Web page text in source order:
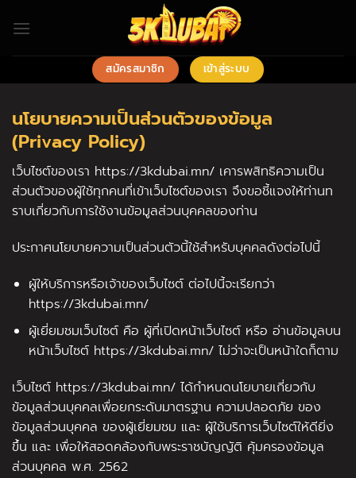
สมัครสมาชิก เข้าสู่ระบบ
นโยบายความเป็นส่วนตัวของข้อมูล
(Privacy Policy)
เว็บไซต์ของเรา https://3kdubai.mn/ เคารพสิทธิความเป็น
ส่วนตัวของผู้ใช้ทุกคนที่เข้าเว็บไซต์ของเรา จึงขอชี้แจงให้ท่านท
ราบเกี่ยวกับการใช้งานข้อมูลส่วนบุคคลของท่าน
ประกาศนโยบายความเป็นส่วนตัวนี้ใช้สำหรับบุคคลดังต่อไปนี้
ผู้ให้บริการหรือเจ้าของเว็บไซต์ ต่อไปนี้จะเรียกว่า
https://3kdubai.mn/
ผู้เยี่ยมชมเว็บไซต์ คือ ผู้ที่เปิดหน้าเว็บไซต์ หรือ อ่านข้อมูลบน
หน้าเว็บไซต์ https://3kdubai.mn/ ไม่ว่าจะเป็นหน้าใดก็ตาม
เว็บไซต์ https://3kdubai.mn/ ได้กำหนดนโยบายเกี่ยวกับ
ข้อมูลส่วนบุคคลเพื่อยกระดับมาตรฐาน ความปลอดภัย ของ
ข้อมูลส่วนบุคคล ของผู้เยี่ยมชม และ ผู้ใช้บริการเว็บไซต์ให้ดียิ่ง
ขึ้น และ เพื่อให้สอดคล้องกับพระราชบัญญัติ คุ้มครองข้อมูล
ส่วนบุคคล พ.ศ. 2562